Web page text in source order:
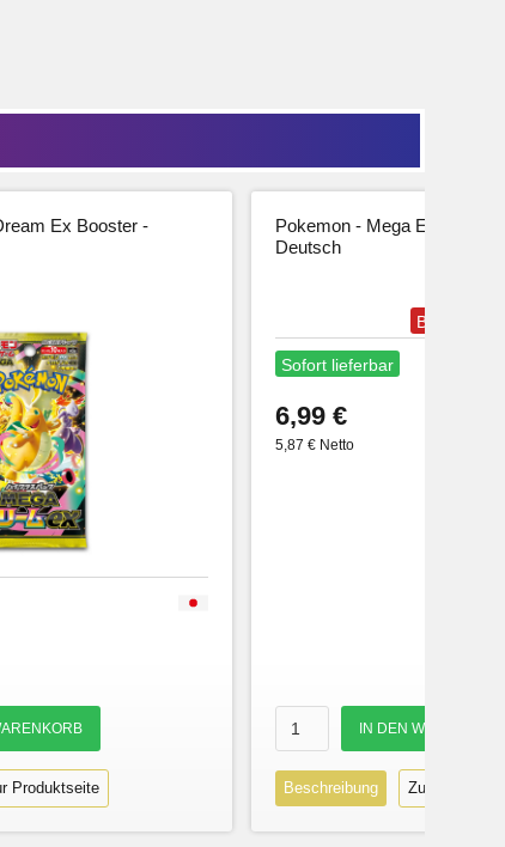
Ex Booster -
Produktseite
Pokemon - Mega
Deutsch
Bestseller
Sofort lieferbar
6,99 €
5,87 € Netto
Beschreibung Zur